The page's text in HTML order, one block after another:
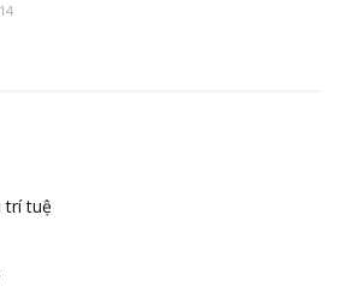
trí tuệ